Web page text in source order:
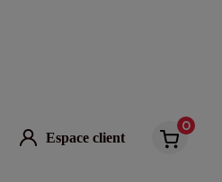
Espace client
0